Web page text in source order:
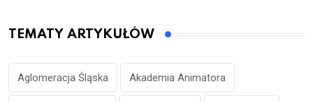
TEMATY ARTYKUŁÓW
Aglomeracja Śląska Akademia Animatora